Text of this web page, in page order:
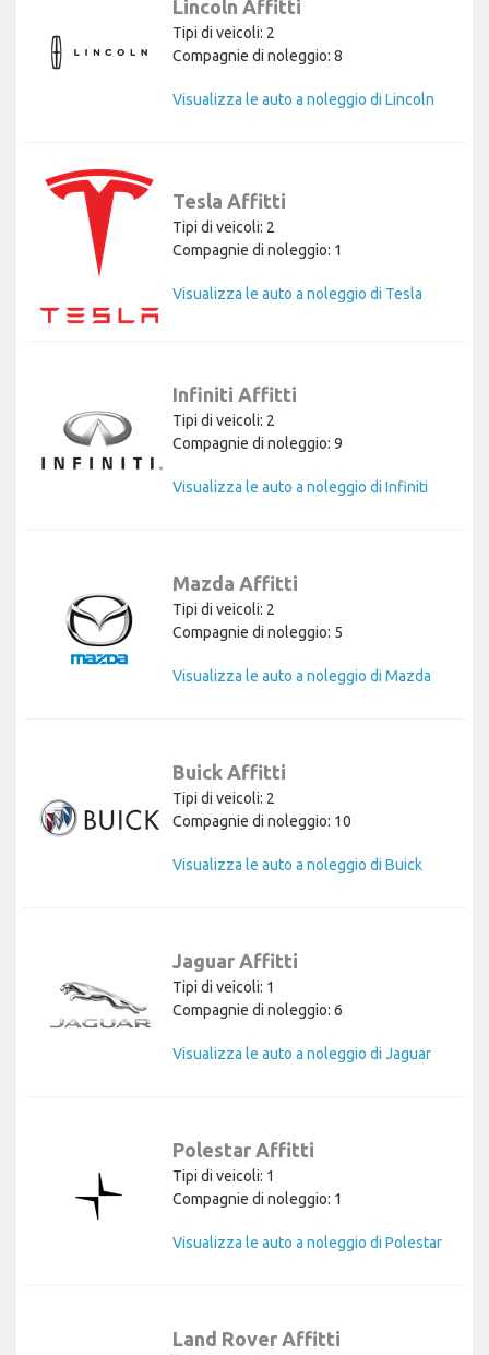
Lincoln Affitti
Tipi di veicoli: 2
Compagnie di noleggio: 8
Visualizza le auto a noleggio di Lincoln
Tesla Affitti
Tipi di veicoli: 2
Compagnie di noleggio: 1
Visualizza le auto a noleggio di Tesla
Infiniti Affitti
Tipi di veicoli: 2
Compagnie di noleggio: 9
Visualizza le auto a noleggio di Infiniti
Mazda Affitti
Tipi di veicoli: 2
Compagnie di noleggio: 5
Visualizza le auto a noleggio di Mazda
Buick Affitti
Tipi di veicoli: 2
Compagnie di noleggio: 10
Visualizza le auto a noleggio di Buick
Jaguar Affitti
Tipi di veicoli: 1
Compagnie di noleggio: 6
Visualizza le auto a noleggio di Jaguar
Polestar Affitti
Tipi di veicoli: 1
Compagnie di noleggio: 1
Visualizza le auto a noleggio di Polestar
Land Rover Affitti